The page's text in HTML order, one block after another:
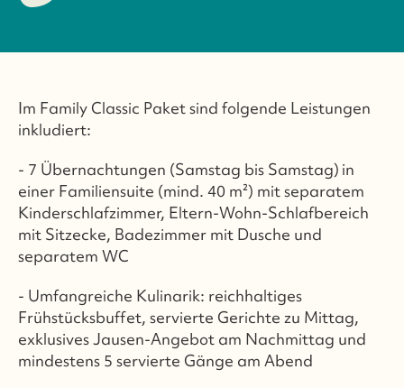
Im Family Classic Paket sind folgende Leistungen
inkludiert:
- 7 Übernachtungen (Samstag bis Samstag) in
einer Familiensuite (mind. 40 m²) mit separatem
Kinderschlafzimmer, Eltern-Wohn-Schlafbereich
mit Sitzecke, Badezimmer mit Dusche und
separatem WC
- Umfangreiche Kulinarik: reichhaltiges
Frühstücksbuffet, servierte Gerichte zu Mittag,
exklusives Jausen-Angebot am Nachmittag und
mindestens 5 servierte Gänge am Abend